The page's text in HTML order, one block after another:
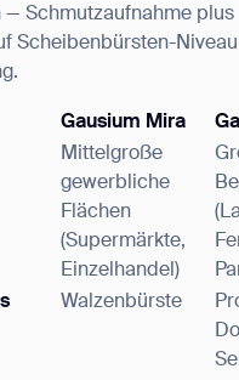
— Schmutzaufnahme plus
Scheibenbürsten-
Gausium Mira
Mittelgroße
gewerbliche
Flächen
(Supermärkte,
Einzelhandel)
Walzenbürste